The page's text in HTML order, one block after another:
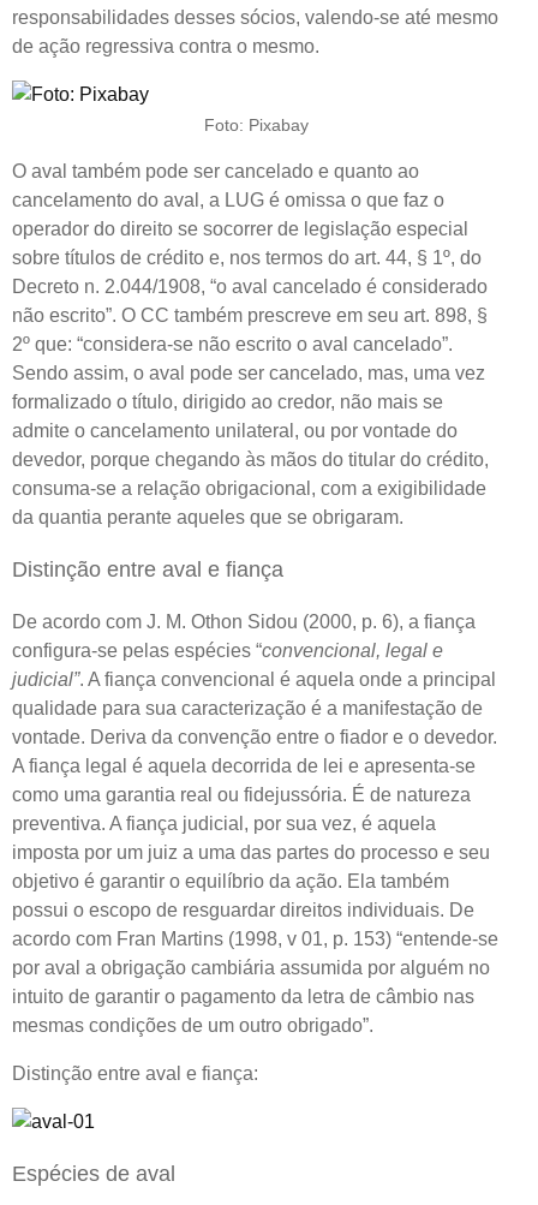
responsabilidades desses sócios, valendo-se até mesmo
de ação regressiva contra o mesmo.
Foto: Pixabay
O aval também pode ser cancelado e quanto ao
cancelamento do aval, a LUG é omissa o que faz o
operador do direito se socorrer de legislação especial
sobre títulos de crédito e, nos termos do art. 44, § 1º, do
Decreto n. 2.044/1908, “o aval cancelado é considerado
não escrito”. O CC também prescreve em seu art. 898, §
2º que: “considera-se não escrito o aval cancelado”.
Sendo assim, o aval pode ser cancelado, mas, uma vez
formalizado o título, dirigido ao credor, não mais se
admite o cancelamento unilateral, ou por vontade do
devedor, porque chegando às mãos do titular do crédito,
consuma-se a relação obrigacional, com a exigibilidade
da quantia perante aqueles que se obrigaram.
Distinção entre aval e fiança
De acordo com J. M. Othon Sidou (2000, p. 6), a fiança
configura-se pelas espécies “convencional, legal e
judicial”. A fiança convencional é aquela onde a principal
qualidade para sua caracterização é a manifestação de
vontade. Deriva da convenção entre o fiador e o devedor.
A fiança legal é aquela decorrida de lei e apresenta-se
como uma garantia real ou fidejussória. É de natureza
preventiva. A fiança judicial, por sua vez, é aquela
imposta por um juiz a uma das partes do processo e seu
objetivo é garantir o equilíbrio da ação. Ela também
possui o escopo de resguardar direitos individuais. De
acordo com Fran Martins (1998, v 01, p. 153) “entende-se
por aval a obrigação cambiária assumida por alguém no
intuito de garantir o pagamento da letra de câmbio nas
mesmas condições de um outro obrigado”.
Distinção entre aval e fiança:
Espécies de aval